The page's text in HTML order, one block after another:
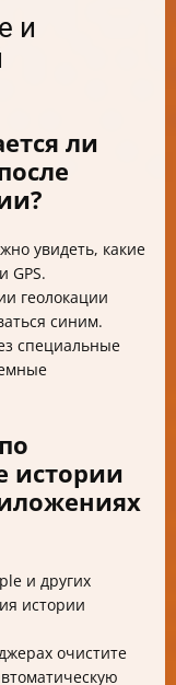
и
ли
увидеть, какие
GPS.
геолокации
синим.
специальные
истории
и других
истории
очистите